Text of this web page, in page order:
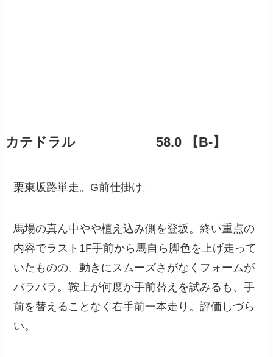
カテドラル 58.0 【B-】
栗東坂路単走。G前仕掛け。
馬場の真ん中やや植え込み側を登坂。終い重点の
内容でラスト1F手前から馬自ら脚色を上げ走って
いたものの、動きにスムーズさがなくフォームが
バラバラ。鞍上が何度か手前替えを試みるも、手
前を替えることなく右手前一本走り。評価しづら
い。